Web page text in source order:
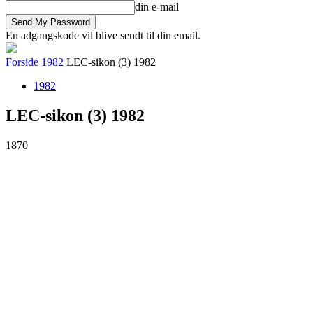
din e-mail
En adgangskode vil blive sendt til din email.
Forside 1982 LEC-sikon (3) 1982
1982
LEC-sikon (3) 1982
1870